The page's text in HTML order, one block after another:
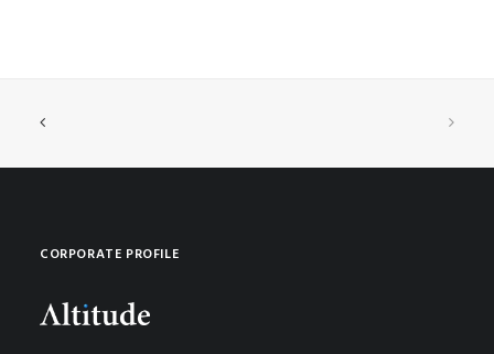
CORPORATE PROFILE